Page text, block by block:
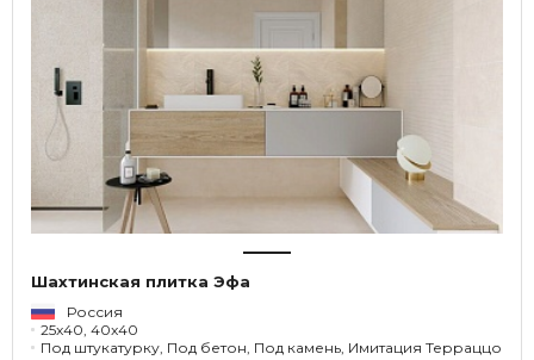
Шахтинская плитка Эфа
Россия
25x40, 40x40
Под штукатурку, Под бетон, Под камень, Имитация Терраццо